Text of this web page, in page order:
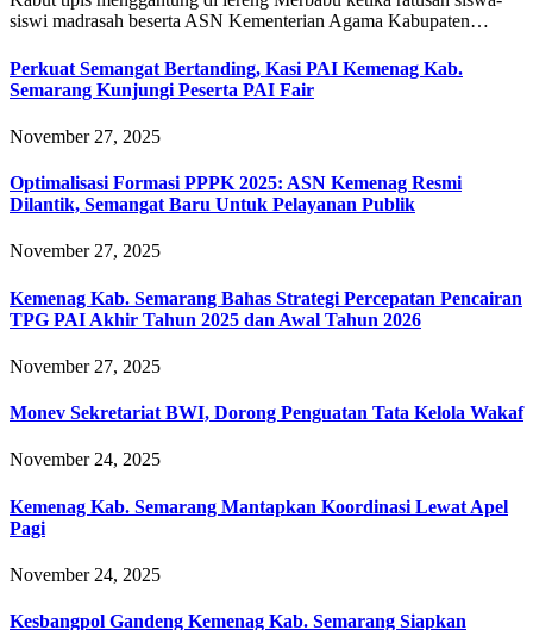
siswi madrasah beserta ASN Kementerian Agama Kabupaten…
Perkuat Semangat Bertanding, Kasi PAI Kemenag Kab.
Semarang Kunjungi Peserta PAI Fair
November 27, 2025
Optimalisasi Formasi PPPK 2025: ASN Kemenag Resmi
Dilantik, Semangat Baru Untuk Pelayanan Publik
November 27, 2025
Kemenag Kab. Semarang Bahas Strategi Percepatan Pencairan
TPG PAI Akhir Tahun 2025 dan Awal Tahun 2026
November 27, 2025
Monev Sekretariat BWI, Dorong Penguatan Tata Kelola Wakaf
November 24, 2025
Kemenag Kab. Semarang Mantapkan Koordinasi Lewat Apel
Pagi
November 24, 2025
Kesbangpol Gandeng Kemenag Kab. Semarang Siapkan